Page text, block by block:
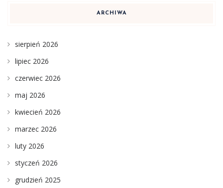
ARCHIWA
sierpień 2026
lipiec 2026
czerwiec 2026
maj 2026
kwiecień 2026
marzec 2026
luty 2026
styczeń 2026
grudzień 2025